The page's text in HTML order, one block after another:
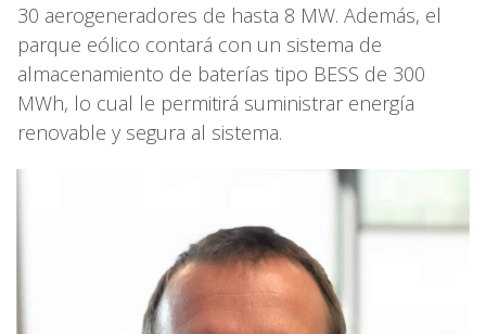
30 aerogeneradores de hasta 8 MW. Además, el
parque eólico contará con un sistema de
almacenamiento de baterías tipo BESS de 300
MWh, lo cual le permitirá suministrar energía
renovable y segura al sistema.